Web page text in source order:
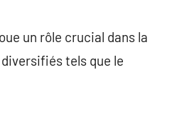
un rôle crucial dans la
tels que le